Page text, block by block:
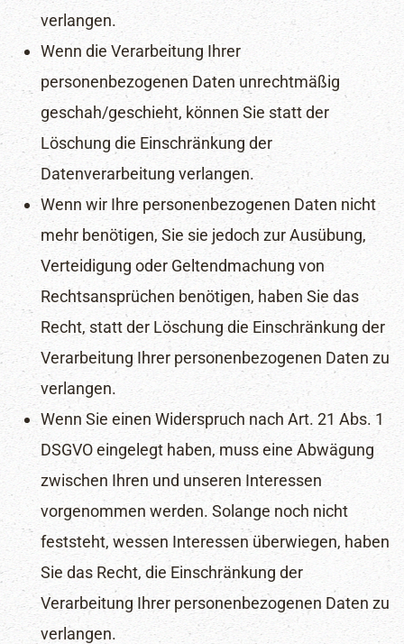
verlangen.
Wenn die Verarbeitung Ihrer
personenbezogenen Daten unrechtmäßig
geschah/geschieht, können Sie statt der
Löschung die Einschränkung der
Datenverarbeitung verlangen.
Wenn wir Ihre personenbezogenen Daten nicht
mehr benötigen, Sie sie jedoch zur Ausübung,
Verteidigung oder Geltendmachung von
Rechtsansprüchen benötigen, haben Sie das
Recht, statt der Löschung die Einschränkung der
Verarbeitung Ihrer personenbezogenen Daten zu
verlangen.
Wenn Sie einen Widerspruch nach Art. 21 Abs. 1
DSGVO eingelegt haben, muss eine Abwägung
zwischen Ihren und unseren Interessen
vorgenommen werden. Solange noch nicht
feststeht, wessen Interessen überwiegen, haben
Sie das Recht, die Einschränkung der
Verarbeitung Ihrer personenbezogenen Daten zu
verlangen.